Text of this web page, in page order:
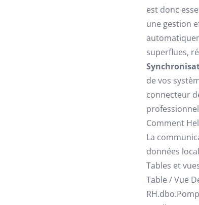
est donc
une gestion
superflues,
de vos
connecteur
Comment
La
données
Tables et
Table / Vue